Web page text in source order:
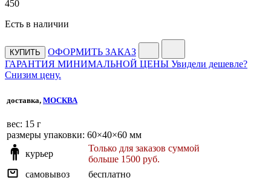
450
Есть в наличии
КУПИТЬ
ОФОРМИТЬ ЗАКАЗ
ГАРАНТИЯ МИНИМАЛЬНОЙ ЦЕНЫ Увидели дешевле?
Снизим цену.
доставка, МОСКВА
веc: 15 г
размеры упаковки: 60×40×60 мм
курьер
Только для заказов суммой
больше 1500 руб.
самовывоз
бесплатно